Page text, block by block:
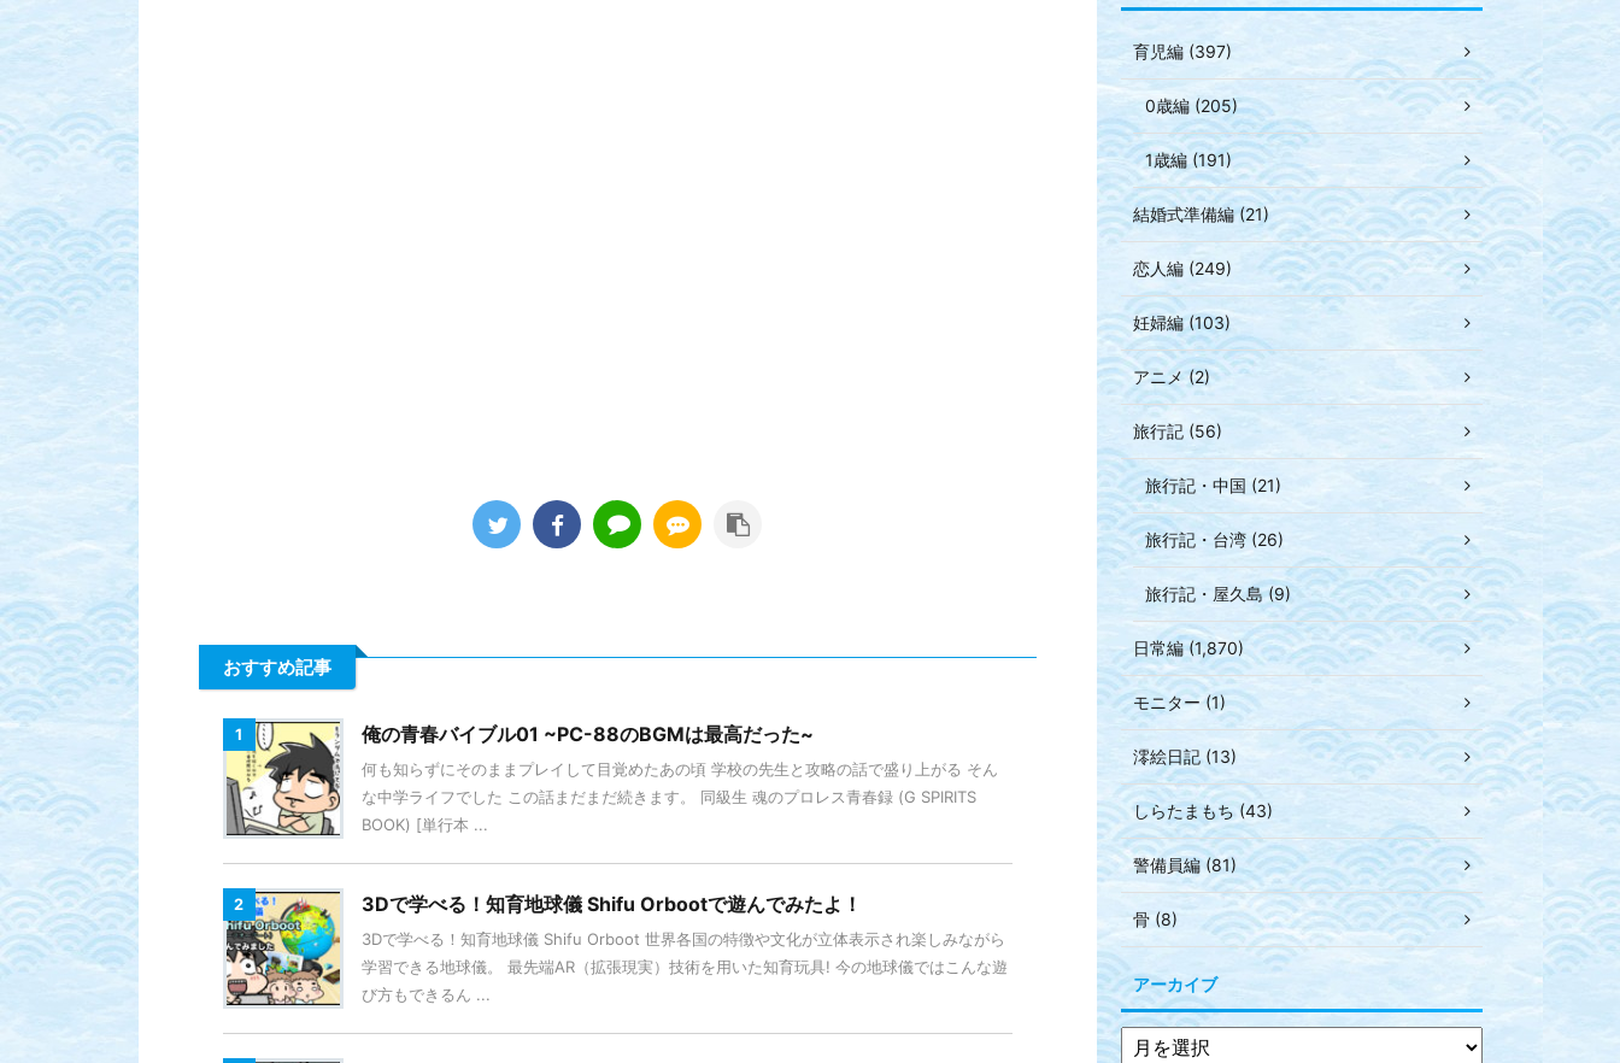
おすすめ記事
1 俺の青春バイブル01 ~PC-88のBGMは最高だった~
何も知らずにそのままプレイして目覚めたあの頃 学校の先生と攻略の話で盛り上がる そん
な中学ライフでした この話まだまだ続きます。 同級生 魂のプロレス青春録 (G SPIRITS
BOOK) [単行本 ...
2 3Dで学べる！知育地球儀 Shifu Orbootで遊んでみたよ！
3Dで学べる！知育地球儀 Shifu Orboot 世界各国の特徴や文化が立体表示され楽しみながら
学習できる地球儀。 最先端AR（拡張現実）技術を用いた知育玩具! 今の地球儀ではこんな遊
び方もできるん ...
育児編 (397)
0歳編 (205)
1歳編 (191)
結婚式準備編 (21)
恋人編 (249)
妊婦編 (103)
アニメ (2)
旅行記 (56)
旅行記・中国 (21)
旅行記・台湾 (26)
旅行記・屋久島 (9)
日常編 (1,870)
モニター (1)
澪絵日記 (13)
しらたまもち (43)
警備員編 (81)
骨 (8)
アーカイブ